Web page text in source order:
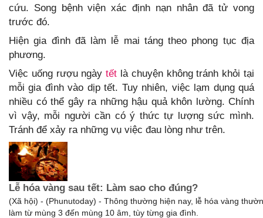
cứu. Song bệnh viện xác định nạn nhân đã tử vong
trước đó.
Hiện gia đình đã làm lễ mai táng theo phong tục địa
phương.
Việc uống rượu ngàytết là chuyện không tránh khỏi tại
mỗi gia đình vào dịp tết. Tuy nhiên, việc lạm dụng quá
nhiều có thể gây ra những hậu quả khôn lường. Chính
vì vậy, mỗi người cần có ý thức tự lượng sức mình.
Tránh để xảy ra những vụ việc đau lòng như trên.
Lễ hóa vàng sau tết: Làm sao cho đúng?
(Xã hội) - (Phunutoday) - Thông thường hiện nay, lễ hóa vàng
làm từ mùng 3 đến mùng 10 âm, tùy từng gia đình.